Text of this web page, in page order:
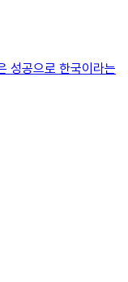
성공으로 한국이라는